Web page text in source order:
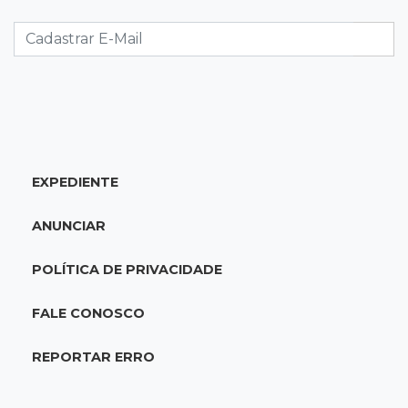
ligada a laboratório ilegal
19:37Cotação
cotado a R$ 5,08
19:18 95º caso
EXPEDIENTE
ANUNCIAR
POLÍTICA DE PRIVACIDADE
FALE CONOSCO
REPORTAR ERRO